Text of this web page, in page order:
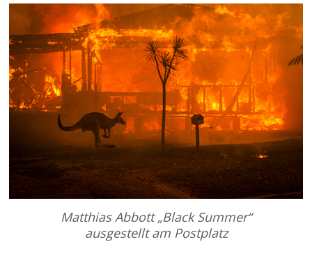
Matthias Abbott „Black Summer“
ausgestellt am Postplatz